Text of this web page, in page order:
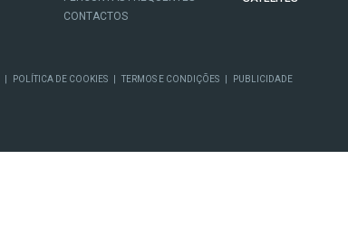
CONTACTOS
POLÍTICA DE COOKIES TERMOS E CONDIÇÕES PUBLICIDADE